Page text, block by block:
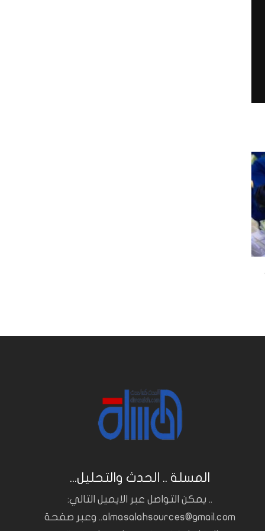
المسلة .. الحدث والتحليل...
.. يمكن التواصل عبر الايميل التالي:
almasalahsources@gmail.com.. وعبر صفحة